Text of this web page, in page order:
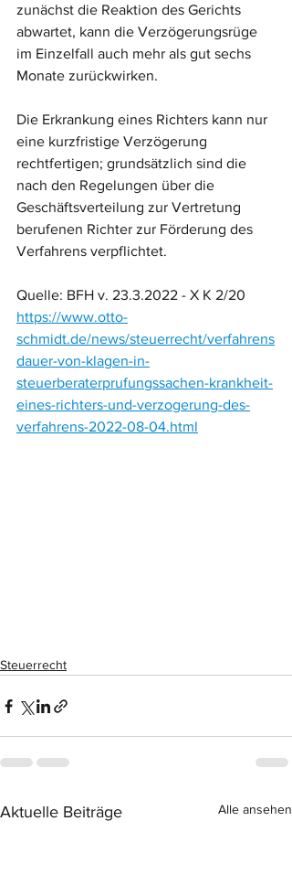
zunächst die Reaktion des Gerichts
abwartet, kann die Verzögerungsrüge
im Einzelfall auch mehr als gut sechs
Monate zurückwirken.
Die Erkrankung eines Richters kann nur
eine kurzfristige Verzögerung
rechtfertigen; grundsätzlich sind die
nach den Regelungen über die
Geschäftsverteilung zur Vertretung
berufenen Richter zur Förderung des
Verfahrens verpflichtet.
Quelle: BFH v. 23.3.2022 - X K 2/20
https://www.otto-
schmidt.de/news/steuerrecht/verfahrens
dauer-von-klagen-in-
steuerberaterprufungssachen-krankheit-
eines-richters-und-verzogerung-des-
verfahrens-2022-08-04.html
Steuerrecht
Aktuelle Beiträge Alle ansehen